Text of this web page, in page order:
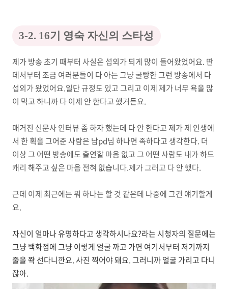
3-2. 16기 영숙 자신의 스타성
제가 방송 초기 때부터 사실은 섭외가 되게 많이 들어왔었어요. 딴
데서부터 조금 여러분들이 다 아는 그냥 굴빵한 그런 방송에서 다
섭외가 왔었어요.일단 규정도 있고 그리고 이제 제가 너무 욕을 많
이 먹고 하니까 다 이제 안 한다고 했거든요.
매거진 신문사 인터뷰 좀 하자 했는데 다 안 한다고 제가 제 인생에
서 한 획을 그어준 사람은 남pd님 하나면 족하다고 생각한다. 더
이상 그 어떤 방송에도 출연할 마음 없고 그 어떤 사람도 내가 하드
캐리 해주고 싶은 마음 전혀 없습니다.제가 그러고 다 안 했다.
근데 이제 최근에는 뭐 하나는 할 것 같은데 나중에 그건 얘기할게
요.
자신이 얼마나 유명하다고 생각하시나요?라는 시청자의 질문에는
그냥 백화점에 그냥 이렇게 얼굴 까고 가면 여기서부터 저기까지
줄을 쫙 선다니깐요. 사진 찍어야 돼요. 그러니까 얼굴 가리고 다니
잖아.